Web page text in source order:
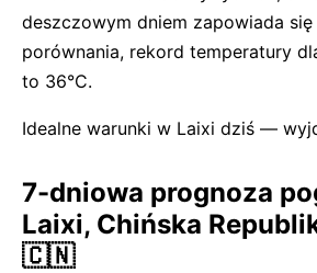
deszczowym dniem zapowiada się
porównania, rekord temperatury
to 36°C.
Idealne warunki w Laixi dziś —
7-dniowa prognoza
Laixi, Chińska
🇨🇳